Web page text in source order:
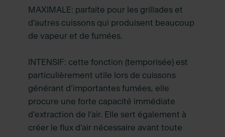
MAXIMALE: parfaite pour les grillades et
d’autres cuissons qui produisent beaucoup
de vapeur et de fumées.
INTENSIF: cette fonction (temporisée) est
particulièrement utile lors de cuissons
générant d’importantes fumées, elle
procure une forte capacité immédiate
d’extraction de l’air. Elle sert également à
créer le flux d’air nécessaire avant toute